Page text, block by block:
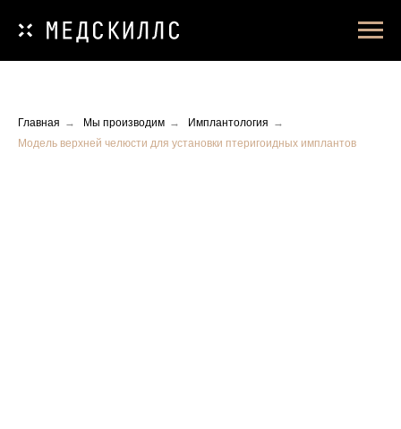
Главная → Мы производим → Имплантология →
Модель верхней челюсти для установки птеригоидных имплантов